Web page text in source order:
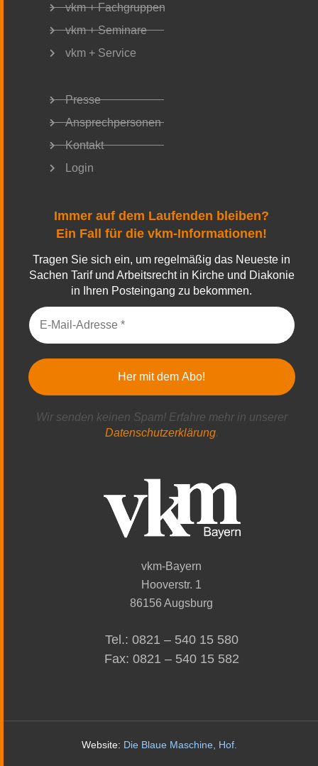
vkm + Fachgruppen
vkm + Seminare
vkm + Service
Presse
Ansprechpersonen
Kontakt
Login
Immer auf dem Laufenden bleiben?
Ein Fall für die vkm-Informationen!
Tragen Sie sich ein, um regelmäßig das Neueste in
Sachen Tarif und Arbeitsrecht in Kirche und Diakonie
in Ihren Posteingang zu bekommen.
Wir senden keinen Spam! Erfahre mehr in unserer
Datenschutzerklärung.
vkm-Bayern
Hooverstr. 1
86156 Augsburg
Tel.: 0821 – 540 15 580
Fax: 0821 – 540 15 582
Website: Die Blaue Maschine, Hof.